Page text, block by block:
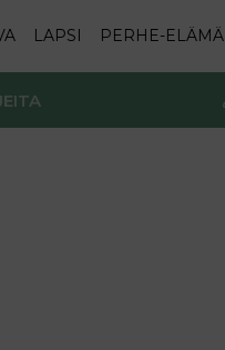
LAPSI PERHE-ELÄMÄ